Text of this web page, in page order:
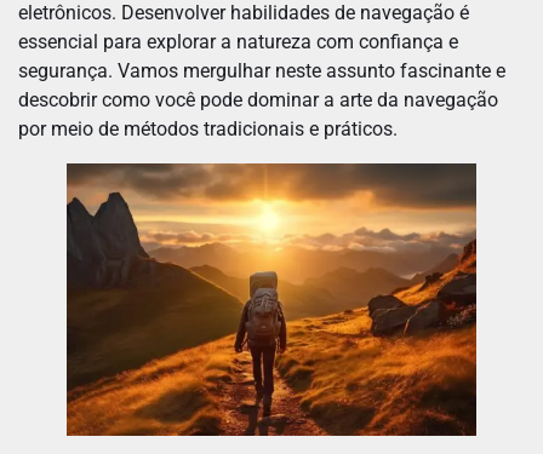
eletrônicos. Desenvolver habilidades de navegação é
essencial para explorar a natureza com confiança e
segurança. Vamos mergulhar neste assunto fascinante e
descobrir como você pode dominar a arte da navegação
por meio de métodos tradicionais e práticos.